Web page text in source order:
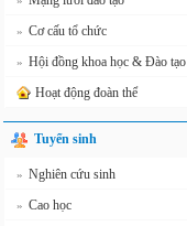
» Cơ cấu tổ chức
» Hội đồng khoa học & Đào tạo
Hoạt động đoàn thể
Tuyển sinh
» Nghiên cứu sinh
» Cao học